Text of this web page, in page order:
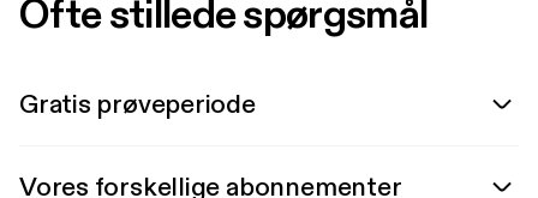
Ofte stillede spørgsmål
Gratis prøveperiode
Vores forskellige abonnementer